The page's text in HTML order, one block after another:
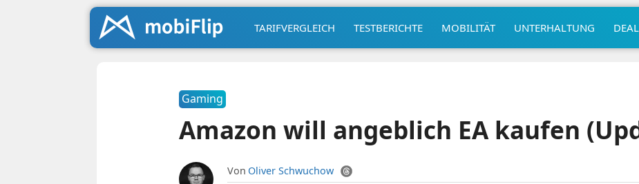
TARIFVERGLEICH TESTBERICHTE MOBILITÄT UNTERHALTUNG
Gaming
Amazon will angeblich EA kaufen
Von Oliver Schwuchow